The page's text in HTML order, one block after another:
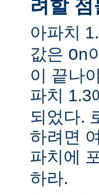
려할 점
아파치
값은 On
이 끝나
파치 1.3
되었다.
하려면
파치에
하라.